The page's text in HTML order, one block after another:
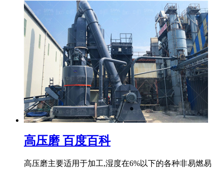
高压磨 百度百科
高压磨主要适用于加工,湿度在6%以下的各种非易燃易